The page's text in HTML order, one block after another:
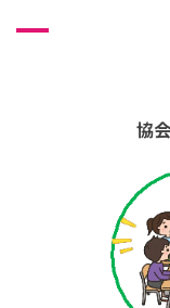
協